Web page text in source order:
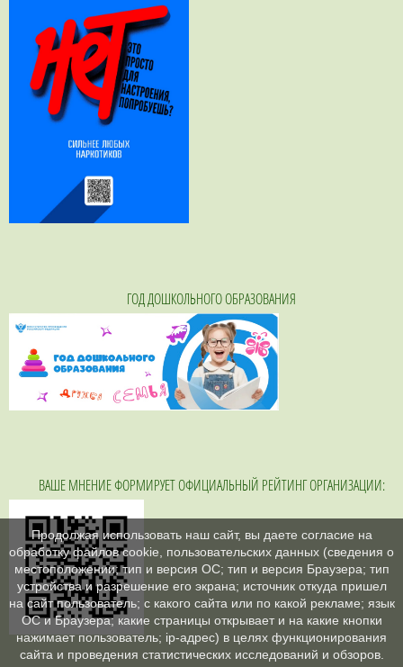
ГОД ДОШКОЛЬНОГО ОБРАЗОВАНИЯ
ВАШЕ МНЕНИЕ ФОРМИРУЕТ ОФИЦИАЛЬНЫЙ РЕЙТИНГ ОРГАНИЗАЦИИ:
Продолжая использовать наш сайт, вы даете согласие на
обработку файлов cookie, пользовательских данных (сведения о
местоположении; тип и версия ОС; тип и версия Браузера; тип
устройства и разрешение его экрана; источник откуда пришел
на сайт пользователь; с какого сайта или по какой рекламе; язык
ОС и Браузера; какие страницы открывает и на какие кнопки
нажимает пользователь; ip-адрес) в целях функционирования
сайта и проведения статистических исследований и обзоров.